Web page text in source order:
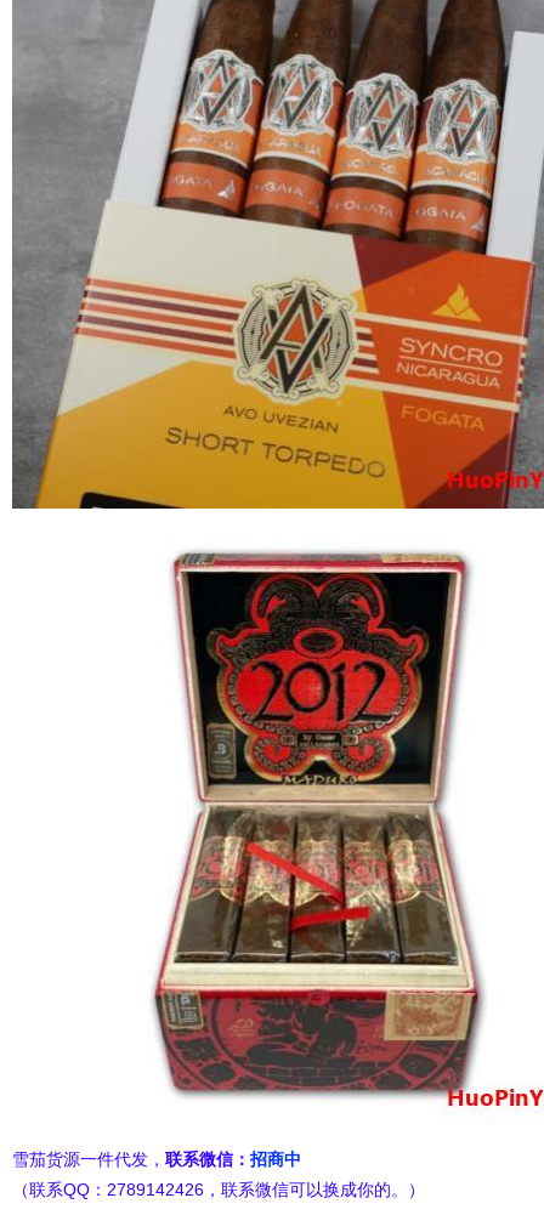
雪茄货源一件代发， 联系微信： 招商中
（联系QQ：2789142426，联系微信可以换成你的。）